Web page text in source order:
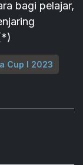
bagi pelajar,
Cup I 2023